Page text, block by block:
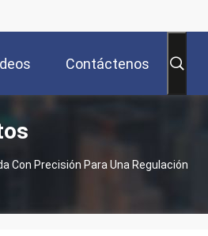
Contáctenos
Con Precisión Para Una Regulación